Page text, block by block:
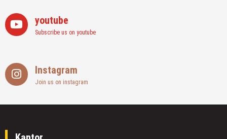
youtube
Subscribe us on youtube
Instagram
Join us on instagram